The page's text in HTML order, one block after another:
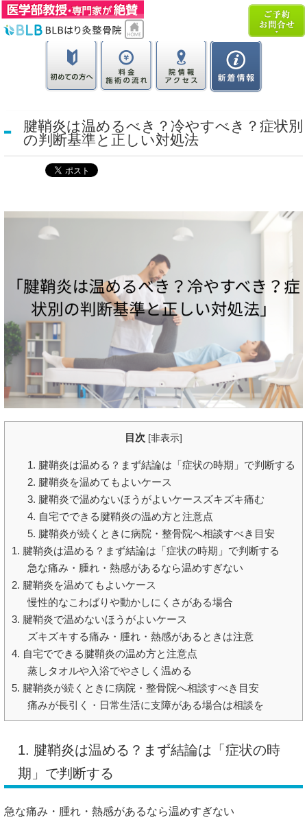
腱鞘炎は温めるべき？冷やすべき？症状別
の判断基準と正しい対処法
目次 [非表示]
1. 腱鞘炎は温める？まず結論は「症状の時期」で判断する
2. 腱鞘炎を温めてもよいケース
3. 腱鞘炎で温めないほうがよいケースズキズキ痛む
4. 自宅でできる腱鞘炎の温め方と注意点
5. 腱鞘炎が続くときに病院・整骨院へ相談すべき目安
1. 腱鞘炎は温める？まず結論は「症状の時期」で判断する
急な痛み・腫れ・熱感があるなら温めすぎない
2. 腱鞘炎を温めてもよいケース
慢性的なこわばりや動かしにくさがある場合
3. 腱鞘炎で温めないほうがよいケース
ズキズキする痛み・腫れ・熱感があるときは注意
4. 自宅でできる腱鞘炎の温め方と注意点
蒸しタオルや入浴でやさしく温める
5. 腱鞘炎が続くときに病院・整骨院へ相談すべき目安
痛みが長引く・日常生活に支障がある場合は相談を
1. 腱鞘炎は温める？まず結論は「症状の時
期」で判断する
急な痛み・腫れ・熱感があるなら温めすぎない